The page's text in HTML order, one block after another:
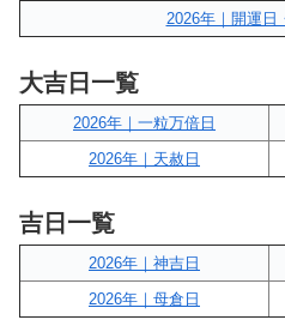
2026年｜開運日
大吉日一覧
2026年｜一粒万倍日
2026年｜天赦日
吉日一覧
2026年｜神吉日
2026年｜母倉日